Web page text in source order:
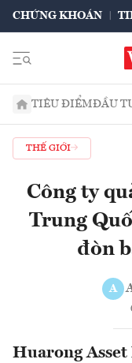
CHỨNG KHOÁN
TIÊU ĐIỂMĐẦU
THẾ GIỚI
Công ty
Trung
đòn
A
Huarong Asset